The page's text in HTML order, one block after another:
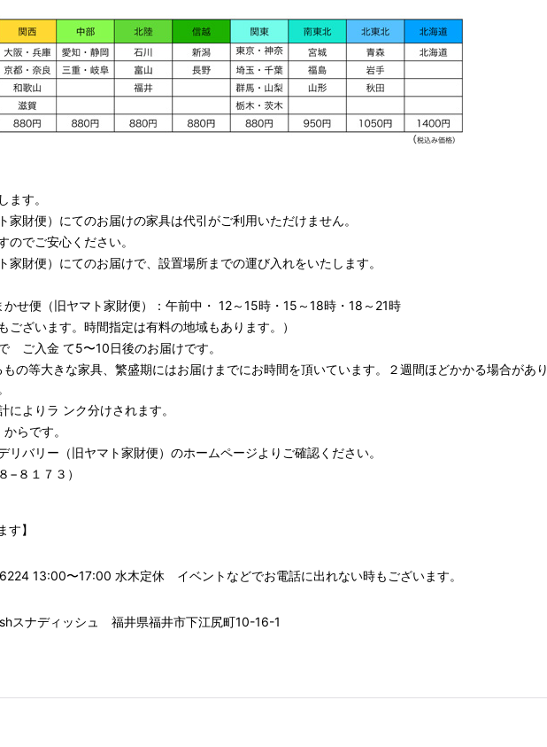
ます。
家財便） にてのお届けの家具は代引がご利用いただけません。
のでご安心ください。
家財便） にてのお届けで、設置場所までの運び入れをいたします。
かせ便 （旧ヤマト家財便）：午前中・ 12～15時・15～18時・18～21時
ございます。時間指定は有料の地域もあります。）
ご入金 て5〜10日後のお届けです。
の等大きな家具、繁盛期にはお届けまでにお時間を頂いています。２週間ほどかかる場合があり
よりラ ンク分けされます。
らです。
リバリー （旧ヤマト家財便） のホームページよりご確認ください。
−８１７３）
】
13:00〜17:00 水木定休 イベントなどでお電話に出れない時もございます。
スナディッシュ 福井県福井市下江尻町10-16-1